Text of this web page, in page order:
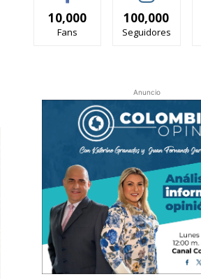
10,000
Fans
100,000
Seguidores
Anuncio